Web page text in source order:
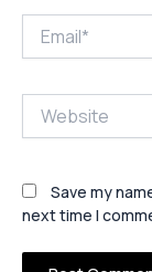
Save my
next time I